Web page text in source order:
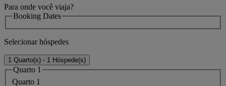
Para onde você viaja?
Booking Dates
Selecionar hóspedes
1 Quarto(s) - 1 Hóspede(s)
Quarto 1
Quarto 1